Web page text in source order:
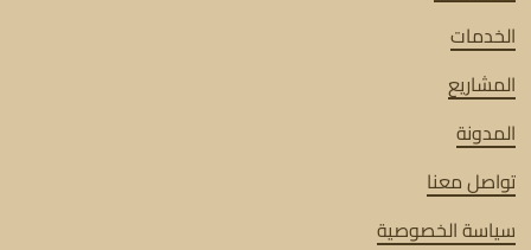
الخدمات
المشاريع
المدونة
تواصل معنا
سياسة الخصوصية